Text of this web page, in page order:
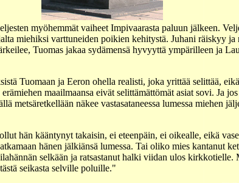
myöhemmät vaiheet Impivaarasta paluun jälkeen.
miehiksi varttuneiden poikien kehitystä. Juhani räiskyy ja
Tuomas jakaa sydämensä hyvyyttä ympärilleen ja
Tuomaan ja Eeron ohella realisti, joka yrittää selittää,
maailmaansa eivät selittämättömät asiat sovi. Ja
metsäretkellään näkee vastasataneessa lumessa miehen
hän kääntynyt takaisin, ei eteenpäin, ei oikealle, eikä
hänen jälkiänsä lumessa. Tai oliko mies kantanut
selkään ja ratsastanut halki viidan ulos kirkkotielle.
seikasta selville poluille."